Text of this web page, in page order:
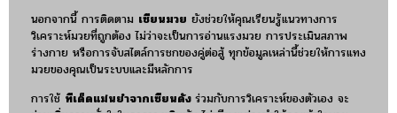
นอกจากนี้ การติดตาม เซียนมวย ยังช่วยให้คุณเรียนรู้แนวทางการ
วิเคราะห์มวยที่ถูกต้อง ไม่ว่าจะเป็นการอ่านแรงมวย การประเมินสภาพ
ร่างกาย หรือการจับสไตล์การชกของคู่ต่อสู้ ทุกข้อมูลเหล่านี้ช่วยให้การแทง
มวยของคุณเป็นระบบและมีหลักการ
การใช้ ทีเด็ดแม่นยำจากเซียนดัง ร่วมกับการวิเคราะห์ของตัวเอง จะ